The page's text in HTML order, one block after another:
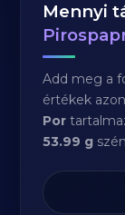
Mennyi
Add meg a
értékek
Por
53.99 g